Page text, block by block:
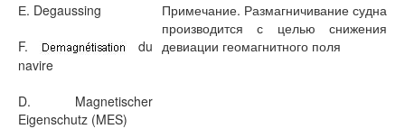
Е. Degaussing
F.
du
navire
D. Magnetischer
Eigenschutz (MES)
Примечание. Размагничивание судна
производится с целью снижения
девиации геомагнитного поля